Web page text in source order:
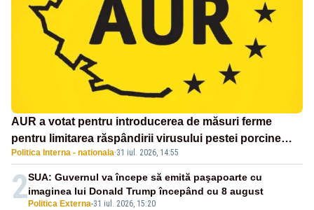
AUR a votat pentru introducerea de măsuri ferme
pentru limitarea răspândirii virusului pestei porcine
africane
Politica Interna - nationala·31 iul. 2026, 14:55
2 Politica Externa-31 iul. 2026, 15:20
SUA: Guvernul va începe să emită paşapoarte cu
imaginea lui Donald Trump începând cu 8 august